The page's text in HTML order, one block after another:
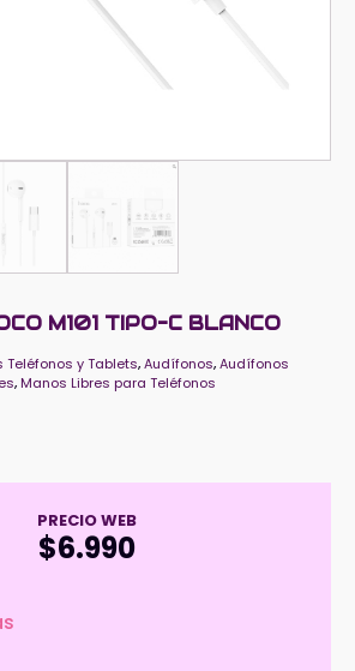
M101 TIPO-C BLANCO
Teléfonos y Tablets,Audífonos,Audífonos
, Manos Libres para Teléfonos
PRECIO WEB
$6.990